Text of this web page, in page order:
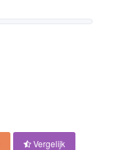
Vergelijk